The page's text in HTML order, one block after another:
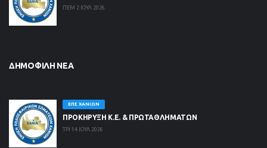
ΠΕΜ 2 ΙΟΥΛ 2026
ΔΗΜΟΦΙΛΉ ΝΈΑ
ΕΠΣ ΧΑΝΊΩΝ
ΠΡΟΚΗΡΥΞΗ Κ.Ε. & ΠΡΩΤΑΘΛΗΜΑΤΩΝ
ΤΡΙ 14 ΙΟΥΛ 2026